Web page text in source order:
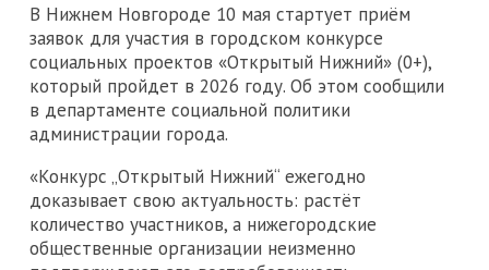
В Нижнем Новгороде 10 мая стартует приём
заявок для участия в городском конкурсе
социальных проектов «Открытый Нижний» (0+),
который пройдет в 2026 году. Об этом сообщили
в департаменте социальной политики
администрации города.
«Конкурс „Открытый Нижний“ ежегодно
доказывает свою актуальность: растёт
количество участников, а нижегородские
общественные организации неизменно